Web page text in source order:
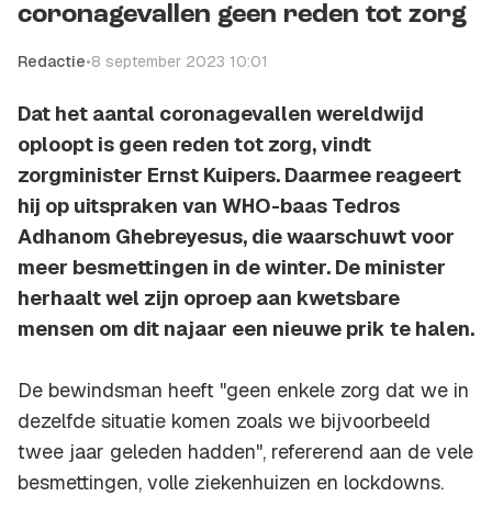
coronagevallen geen reden tot zorg
Redactie•8 september 2023 10:01
Dat het aantal coronagevallen wereldwijd
oploopt is geen reden tot zorg, vindt
zorgminister Ernst Kuipers. Daarmee reageert
hij op uitspraken van WHO-baas Tedros
Adhanom Ghebreyesus, die waarschuwt voor
meer besmettingen in de winter. De minister
herhaalt wel zijn oproep aan kwetsbare
mensen om dit najaar een nieuwe prik te halen.
De bewindsman heeft "geen enkele zorg dat we in
dezelfde situatie komen zoals we bijvoorbeeld
twee jaar geleden hadden", refererend aan de vele
besmettingen, volle ziekenhuizen en lockdowns.